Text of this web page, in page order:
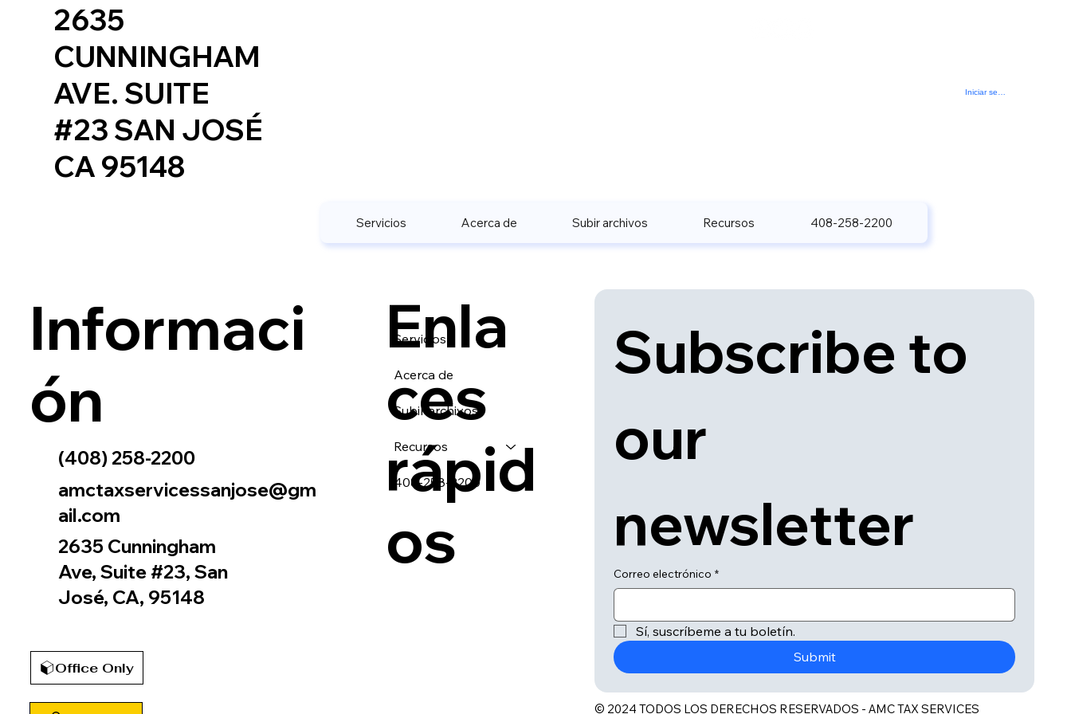
Iniciar sesión
2635
CUNNINGHAM
AVE. SUITE
#23 SAN JOSÉ
CA 95148
Servicios Acerca de Subir archivos Recursos 408-258-2200
Informaci
ón
(408) 258-2200
amctaxservicessanjose@gm
ail.com
2635 Cunningham
Ave, Suite #23, San
José, CA, 95148
Office Only
Subscribe to
our
newsletter
Correo electrónico *
Sí, suscríbeme a tu boletín.
Submit
© 2024 TODOS LOS DERECHOS RESERVADOS - AMC TAX SERVICES
Enla
ces
rápid
os
Servicios
Acerca de
Subir archivos
Recursos
408-258-2200